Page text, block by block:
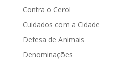
Contra o Cerol
Cuidados com a Cidade
Defesa de Animais
Denominações